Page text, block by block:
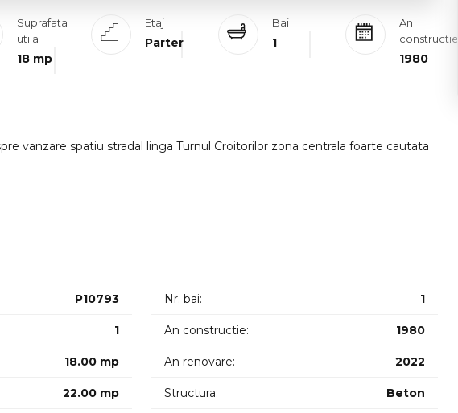
Suprafata
utila
18 mp
Etaj
Parter
Bai
1
An
constructie
1980
vanzare spatiu stradal linga Turnul Croitorilor zona centrala foarte cautata
nemobilat.
tertiale sau de birou exclus AMANET.
P10793
1
18.00 mp
22.00 mp
Nr. bai: 1
An constructie: 1980
An renovare: 2022
Structura: Beton